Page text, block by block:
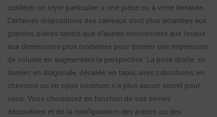
conférer un style particulier à une pièce ou à votre terrasse.
Certaines dispositions des carreaux sont plus adaptées aux
grandes pièces tandis que d’autres conviennent aux locaux
aux dimensions plus modestes pour donner une impression
de volume en augmentant la perspective. La pose droite, en
damier, en diagonale, décalée, en tapis, avec cabochons, en
chevrons ou en opus incertum n’a plus aucun secret pour
vous. Vous choisissez en fonction de vos envies
décoratives et de la configuration des pièces ou des